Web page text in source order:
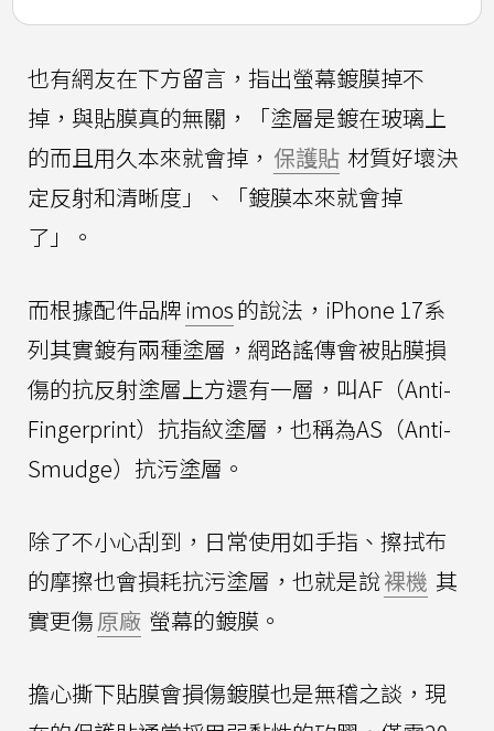
也有網友在下方留言，指出螢幕鍍膜掉不
掉，與貼膜真的無關，「塗層是鍍在玻璃上
的而且用久本來就會掉， 保護貼 材質好壞決
定反射和清晰度」、「鍍膜本來就會掉
了」。
而根據配件品牌 imos的說法，iPhone 17系
列其實鍍有兩種塗層，網路謠傳會被貼膜損
傷的抗反射塗層上方還有一層，叫AF（Anti-
Fingerprint）抗指紋塗層，也稱為AS（Anti-
Smudge）抗污塗層。
除了不小心刮到，日常使用如手指、擦拭布
的摩擦也會損耗抗污塗層，也就是說裸機 其
實更傷原廠 螢幕的鍍膜。
擔心撕下貼膜會損傷鍍膜也是無稽之談，現